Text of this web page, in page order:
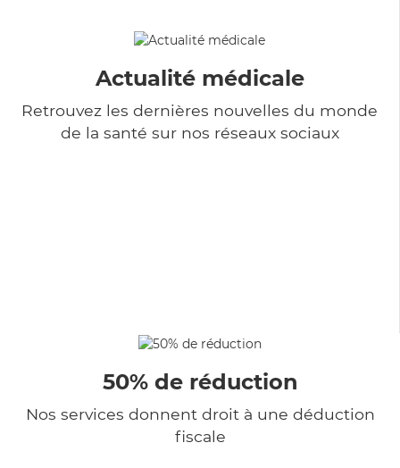
Actualité médicale
Retrouvez les dernières nouvelles du monde
de la santé sur nos réseaux sociaux
50% de réduction
Nos services donnent droit à une déduction
fiscale